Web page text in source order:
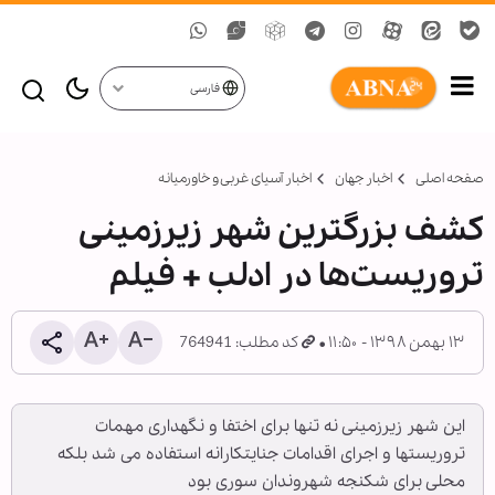
فارسی
صفحه اصلی اخبار جهان اخبار آسیای غربی و خاورمیانه
کشف بزرگترین شهر زیرزمینی
تروریست‌ها در ادلب + فیلم
۱۳ بهمن ۱۳۹۸ - ۱۱:۵۰ کد مطلب: 764941
این شهر زیرزمینی نه تنها برای اختفا و نگهداری مهمات
تروریستها و اجرای اقدامات جنایتکارانه استفاده می شد بلکه
محلی برای شکنجه شهروندان سوری بود